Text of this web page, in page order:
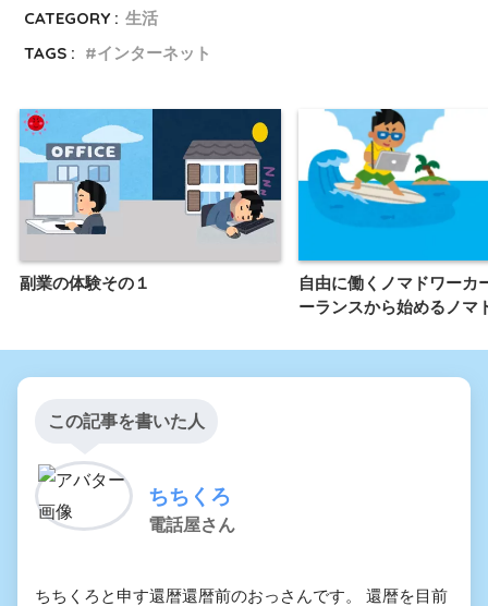
CATEGORY : 生活
TAGS :
インターネット
副業の体験その１
自由に働くノマドワーカ
ーランスから始めるノマ
この記事を書いた人
ちちくろ
電話屋さん
ちちくろと申す還暦還暦前のおっさんです。 還暦を目前